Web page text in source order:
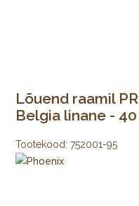
Lõuend raamil
Belgia linane -
Tootekood: 752001-95